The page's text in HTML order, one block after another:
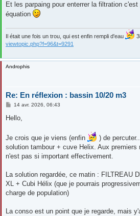
Et les parpaing pour enterrer la filtration c'est
équation
Il était une fois un trou, qui est enfin rempli d'eau
viewtopic.php?f=96&t=9291
Androphis
Re: En réflexion : bassin 10/20 m3
M
s
e
14 avr. 2026, 06:43
Hello,
Je crois que je viens (enfin
) de
solution tambour + cuve Helix. Aux premiers
n'est pas si important effectivement.
La solution regardée, ce matin : FILTREAU
XL + Cubi Hélix (que je pourrais
charge de population)
La conso est un point que je regarde, mais